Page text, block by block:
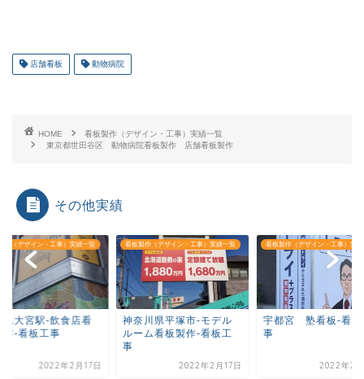
店舗看板 動物病院
HOME
看板製作（デザイン・工事）実績一覧
東京都世田谷区 動物病院看板製作 店舗看板製作
その他実績
作（デザイン・工事）実績一覧
県大宮駅-飲食店看
作-看板工事
2022年2月17日
看板製作（デザイン・工事）実績一覧
神奈川県平塚市-モデル
ルーム看板製作-看板工
事
2022年2月17日
看板製作（デザイン・工事）実
宇都宮 塾看板-看板
事
2022年2